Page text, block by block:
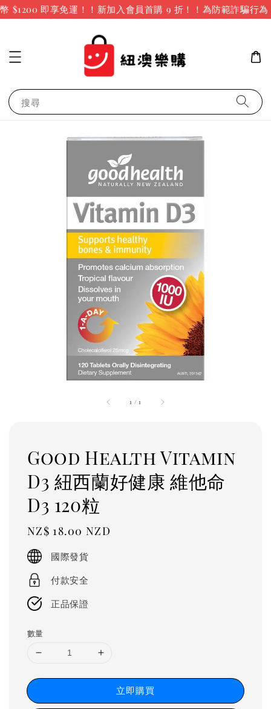
$1200 即享免運！！新加入會員首購 9 折！！ 為防範詐騙行
搜尋
1 /1
Good Health Vitamin
D3 紐西蘭好健康 維他命
D3 120粒
Regular
price
NZ$ 18.00 NZD
國際發貨
付款安全
正品保證
數量
立即購買